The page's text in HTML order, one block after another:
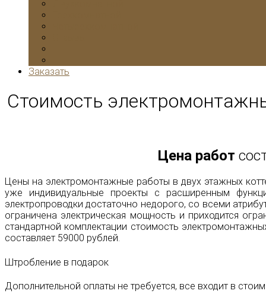
Заказать
Стоимость
Цена работ
Цены на электромонтажные работы в двух этажных
уже индивидуальные проекты с расширенным
электропроводки достаточно недорого, со всеми
ограничена электрическая мощность и приходится
стандартной комплектации стоимость
составляет 59000 рублей.
Штробление в подарок
Дополнительной оплаты не требуется, все входит в